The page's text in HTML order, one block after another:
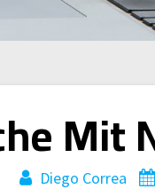
Mit
Diego Correa